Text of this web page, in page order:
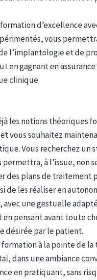
d’excellence
vous
l’implantologie et de
en gagnant en
clinique.
les notions théoriques
vous souhaitez
Vous recherchez un
à l’issue, non
des plans de traitement
de les réaliser en
une gestuelle
pensant avant toute
désirée par le patient.
formation à la pointe de
dans une ambiance
en pratiquant, sans